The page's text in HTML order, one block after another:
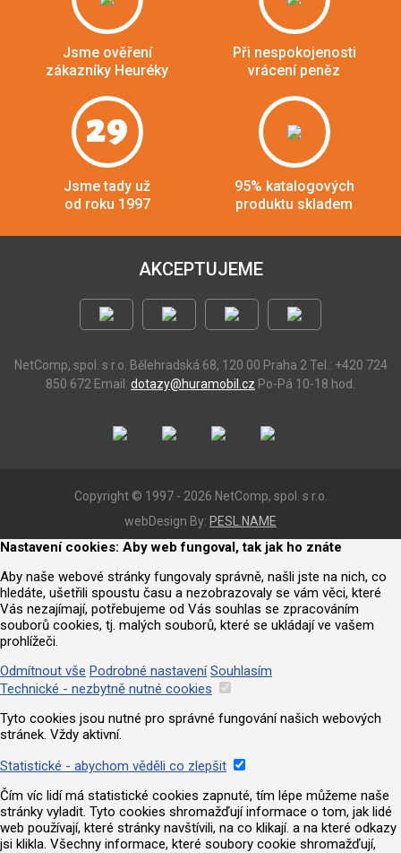
Jsme ověření
zákazníky Heuréky
Při nespokojenosti
vrácení peněz
29
Jsme tady už
od roku 1997
95% katalogových
produktu skladem
AKCEPTUJEME
NetComp, spol. s r.o. Bělehradská 68, 120 00 Praha 2 Tel.: +420 724
850 672 Email: dotazy@huramobil.cz Po-Pá 10-18 hod.
Copyright © 1997 - 2026 NetComp, spol. s r.o.
webDesign By: PESL.NAME
Nastavení cookies: Aby web fungoval, tak jak ho znáte
Aby naše webové stránky fungovaly správně, našli jste na nich, co
hledáte, ušetřili spoustu času a nezobrazovaly se vám věci, které
Vás nezajímají, potřebujeme od Vás souhlas se zpracováním
souborů cookies, tj. malých souborů, které se ukládají ve vašem
prohlížeči.
Odmítnout vše Podrobné nastavení Souhlasím
Technické - nezbytně nutné cookies
Tyto cookies jsou nutné pro správné fungování našich webových
stránek. Vždy aktivní.
Statistické - abychom věděli co zlepšit
Čím víc lidí má statistické cookies zapnuté, tím lépe můžeme naše
stránky vyladit. Tyto cookies shromažďují informace o tom, jak lidé
web používají, které stránky navštívili, na co klikají. a na které odkazy
jsi klikla. Všechny informace, které soubory cookie shromažďují,